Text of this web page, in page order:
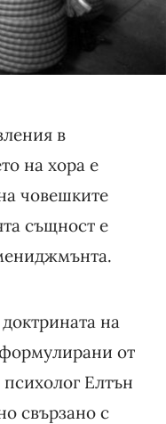
в
на хора е
човешките
същност е
на
от
Елтън
свързано с